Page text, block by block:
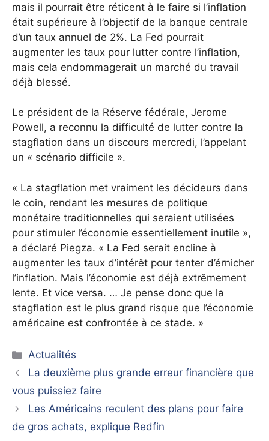
mais il pourrait être réticent à le faire si l’inflation
était supérieure à l’objectif de la banque centrale
d’un taux annuel de 2%. La Fed pourrait
augmenter les taux pour lutter contre l’inflation,
mais cela endommagerait un marché du travail
déjà blessé.
Le président de la Réserve fédérale, Jerome
Powell, a reconnu la difficulté de lutter contre la
stagflation dans un discours mercredi, l’appelant
un « scénario difficile ».
« La stagflation met vraiment les décideurs dans
le coin, rendant les mesures de politique
monétaire traditionnelles qui seraient utilisées
pour stimuler l’économie essentiellement inutile »,
a déclaré Piegza. « La Fed serait encline à
augmenter les taux d’intérêt pour tenter d’érnicher
l’inflation. Mais l’économie est déjà extrêmement
lente. Et vice versa. … Je pense donc que la
stagflation est le plus grand risque que l’économie
américaine est confrontée à ce stade. »
Catégories
Actualités
La deuxième plus grande erreur financière que
vous puissiez faire
Les Américains reculent des plans pour faire
de gros achats, explique Redfin